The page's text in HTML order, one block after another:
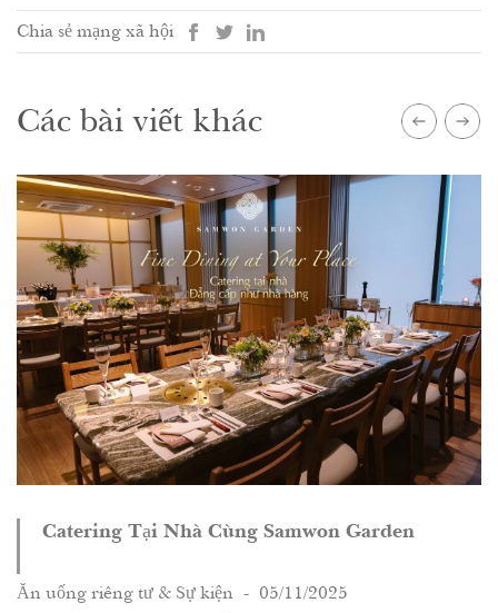
Chia sẻ mạng xã hội
Các bài viết khác
Catering Tại Nhà Cùng Samwon Garden
Ăn uống riêng tư & Sự kiện - 05/11/2025